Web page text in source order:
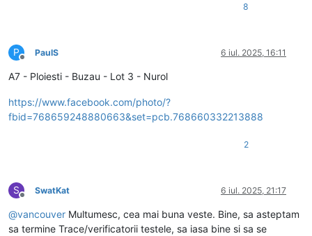
8
P
Deconectat
PaulS 6 iul. 2025, 16:11
A7 - Ploiesti - Buzau - Lot 3 - Nurol
https://www.facebook.com/photo/?
fbid=768659248880663&set=pcb.768660332213888
2
S
Deconectat
SwatKat 6 iul. 2025, 21:17
@vancouver Multumesc, cea mai buna veste. Bine, sa asteptam
sa termine Trace/verificatorii testele, sa iasa bine si sa se